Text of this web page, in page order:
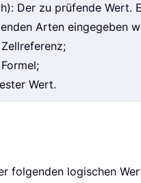
Der zu prüfende Wert.
Arten eingegeben
Wert.
folgenden logischen